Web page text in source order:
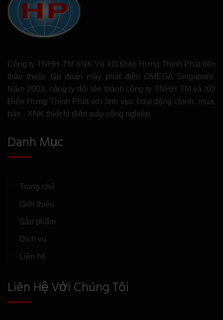
Công ty TNHH TM XNK Và XD Điện Hưng Thịnh Phát tiền
thân thuộc tập đoàn máy phát điện OMEGA Singapore.
Năm 2003, công ty đổi tên thành công ty TNHH TM và XD
Điện Hưng Thịnh Phát với lĩnh vực hoạt động chính: mua,
bán - XNK thiết bị điện máy công nghiệp.
Danh Mục
Trang chủ
Giới thiệu
Sản phẩm
Dịch vụ
Liên hệ
Liên Hệ Với Chúng Tôi